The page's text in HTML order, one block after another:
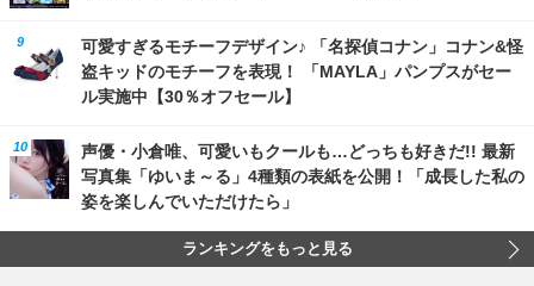
可愛すぎるモチーフデザイン♪ 「名探偵コナン」コナン&怪
盗キッドのモチーフを表現！ 「MAYLA」パンプスがセー
ル実施中【30％オフセール】
声優・小倉唯、可愛いもクールも…どっちも好きだ!! 最新
写真集「ゆいま～る」4種類の表紙を公開！「成長した私の
姿を楽しんでいただけたら」
ランキングをもっと見る